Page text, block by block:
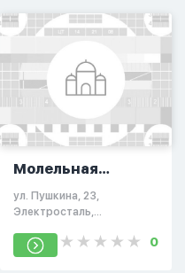
Молельная
комната
ул. Пушкина, 23,
Электросталь,
144005
0